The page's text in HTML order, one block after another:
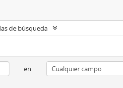
de búsqueda
en